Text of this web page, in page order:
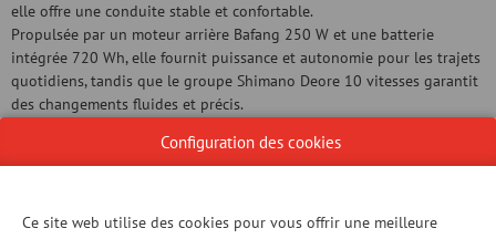
elle offre une conduite stable et confortable.
Propulsée par un moteur arrière Bafang 250 W et une batterie
intégrée 720 Wh, elle fournit puissance et autonomie pour les trajets
quotidiens, tandis que le groupe Shimano Deore 10 vitesses garantit
des changements fluides et précis.
bagages avant et arrière intégrés et des accessoires - paniers, sacs,
Compacte par ses dimensions, grande par ses possibilités : la
Configuration des cookies
Ce site web utilise des cookies pour vous offrir une meilleure